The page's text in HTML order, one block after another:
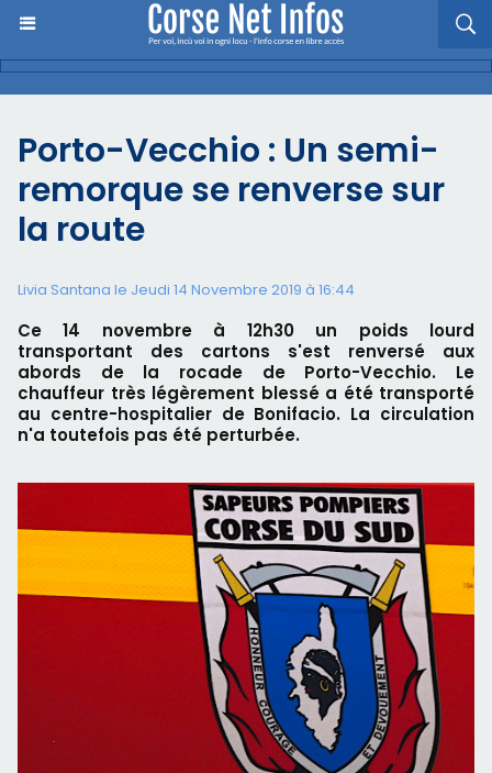
Porto-Vecchio : Un semi-
remorque se renverse sur
la route
Livia Santana le Jeudi 14 Novembre 2019 à 16:44
Ce 14 novembre à 12h30 un poids lourd
transportant des cartons s'est renversé aux
abords de la rocade de Porto-Vecchio. Le
chauffeur très légèrement blessé a été transporté
au centre-hospitalier de Bonifacio. La circulation
n'a toutefois pas été perturbée.